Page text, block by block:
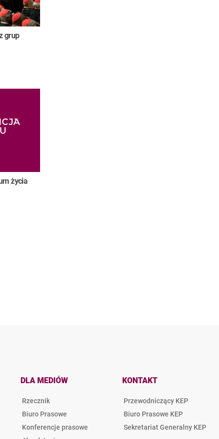
grup
życia
DLA MEDIÓW
Rzecznik
Biuro Prasowe
Konferencje prasowe
KONTAKT
Przewodniczący KEP
Biuro Prasowe KEP
Sekretariat Generalny KEP